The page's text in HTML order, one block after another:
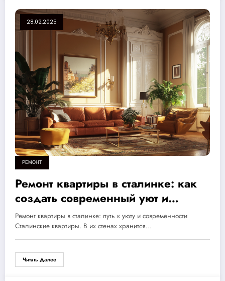
28.02.2025
РЕМОНТ
Ремонт квартиры в сталинке: как
создать современный уют и
сохранить историческую ценность
за 10 шагов
Ремонт квартиры в сталинке: путь к уюту и современности
Сталинские квартиры. В их стенах хранится…
Читать Далее